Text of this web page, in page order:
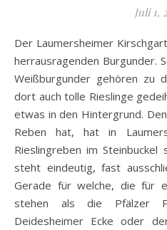
Juli 1,
Der Laumersheimer Kirschgarten steht vor allem für seine
herrausragenden Burgunder.
Weißburgunder gehören zu
dort auch tolle Rieslinge
etwas in den Hintergrund.
Reben hat, hat in
Rieslingreben im
steht eindeutig, fast
Gerade für welche, die für
stehen als die Pfälzer
Deidesheimer Ecke oder